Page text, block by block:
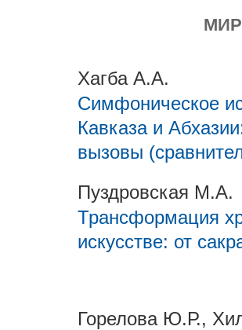
Хагба А.А.
Симфоническое
Кавказа и
вызовы
Пуздровская М.А.
Трансформация
искусстве: от
Горелова Ю.Р.,